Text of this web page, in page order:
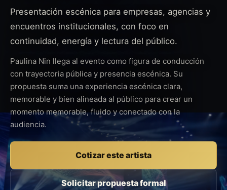
Presentación escénica para empresas, agencias y
encuentros institucionales, con foco en
continuidad, energía y lectura del público.
Paulina Nin llega al evento como figura de conducción
con trayectoria pública y presencia escénica. Su
propuesta suma una experiencia escénica clara,
memorable y bien alineada al público para crear un
momento memorable, fluido y conectado con la
audiencia.
Cotizar este artista
Solicitar propuesta formal